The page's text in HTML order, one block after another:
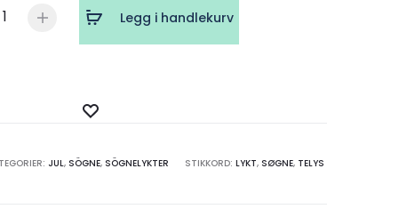
Legg i handlekurv
ønskeliste
JUL, SÖGNE, SÖGNELYKTER STIKKORD: LYKT, SØGNE, TELYS